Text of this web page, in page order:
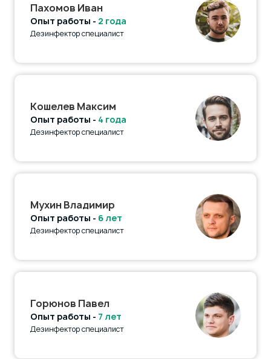
Пахомов Иван
Опыт работы - 2 года
Дезинфектор специалист
Кошелев Максим
Опыт работы - 4 года
Дезинфектор специалист
Мухин Владимир
Опыт работы - 6 лет
Дезинфектор специалист
Горюнов Павел
Опыт работы - 7 лет
Дезинфектор специалист